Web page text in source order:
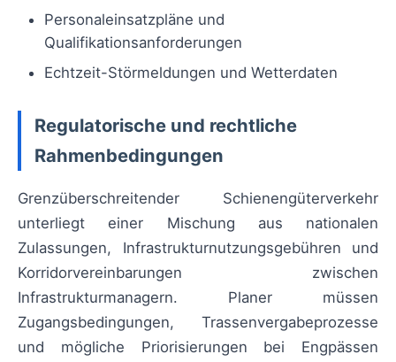
Personaleinsatzpläne und
Qualifikationsanforderungen
Echtzeit-Störmeldungen und Wetterdaten
Regulatorische und rechtliche
Rahmenbedingungen
Grenzüberschreitender Schienengüterverkehr
unterliegt einer Mischung aus nationalen
Zulassungen, Infrastrukturnutzungsgebühren und
Korridorvereinbarungen zwischen
Infrastrukturmanagern. Planer müssen
Zugangsbedingungen, Trassenvergabeprozesse
und mögliche Priorisierungen bei Engpässen